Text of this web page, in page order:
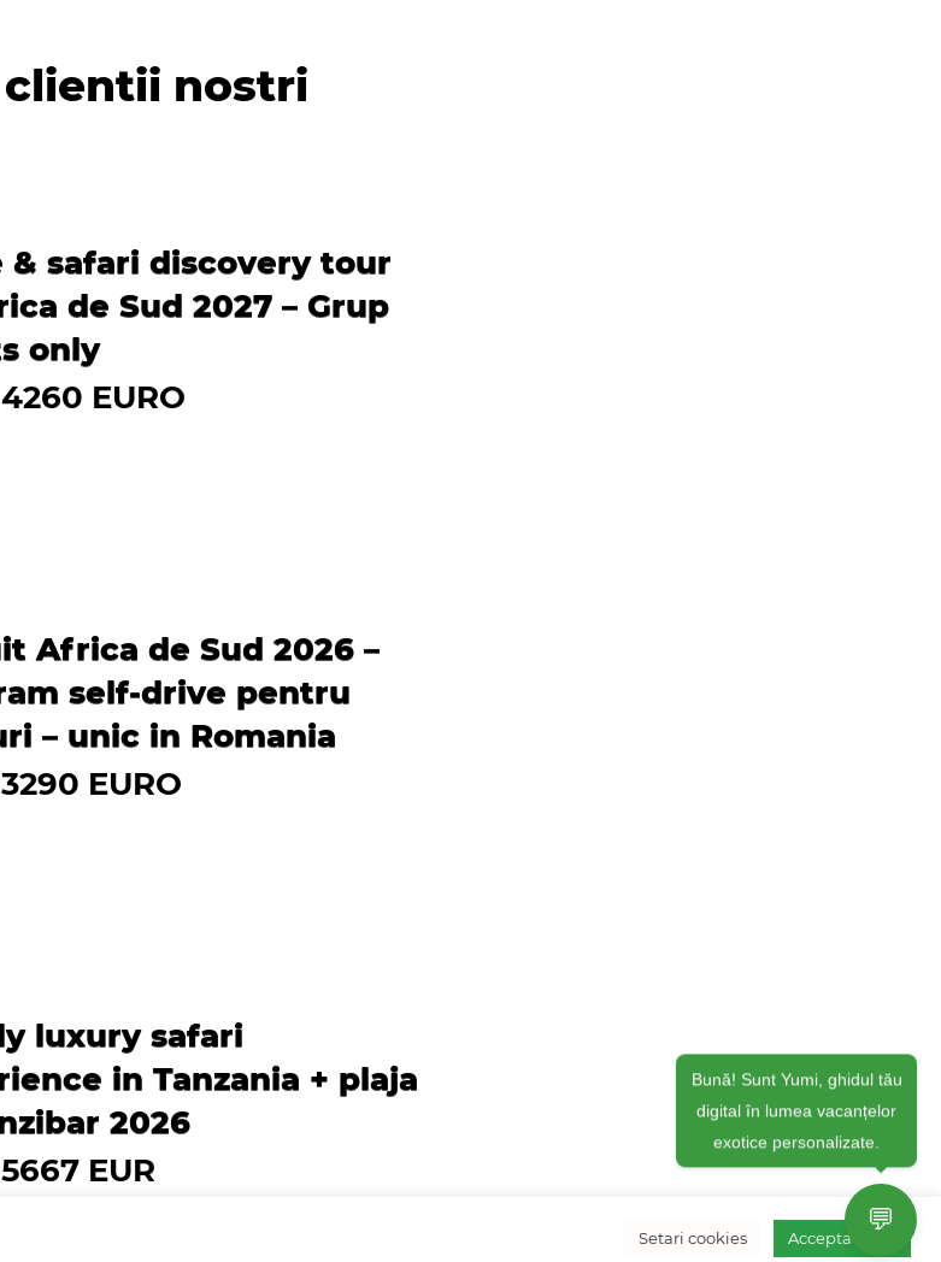
clientii nostri
& safari discovery tour
de Sud 2027 – Grup
only
EURO
Africa de Sud 2026 –
self-drive pentru
– unic in Romania
EURO
luxury safari
in Tanzania + plaja
2026
EUR
Setari cookies Accepta toate
💬
Bună! Sunt Yumi, ghidul tău
digital în lumea vacanțelor
exotice personalizate.